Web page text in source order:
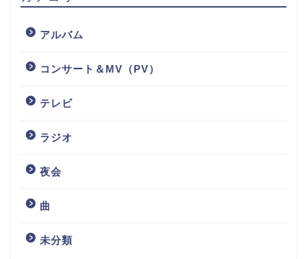
アルバム
コンサート＆MV（PV）
テレビ
ラジオ
夜会
曲
未分類